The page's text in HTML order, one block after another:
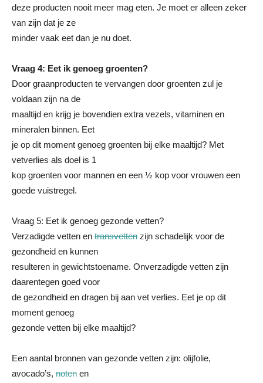
deze producten nooit meer mag eten. Je moet er alleen zeker
van zijn dat je ze
minder vaak eet dan je nu doet.
Vraag 4: Eet ik genoeg groenten?
Door graanproducten te vervangen door groenten zul je
voldaan zijn na de
maaltijd en krijg je bovendien extra vezels, vitaminen en
mineralen binnen. Eet
je op dit moment genoeg groenten bij elke maaltijd? Met
vetverlies als doel is 1
kop groenten voor mannen en een ½ kop voor vrouwen een
goede vuistregel.
Vraag 5: Eet ik genoeg gezonde vetten?
Verzadigde vetten en transvetten zijn schadelijk voor de
gezondheid en kunnen
resulteren in gewichtstoename. Onverzadigde vetten zijn
daarentegen goed voor
de gezondheid en dragen bij aan vet verlies. Eet je op dit
moment genoeg
gezonde vetten bij elke maaltijd?
Een aantal bronnen van gezonde vetten zijn: olijfolie,
avocado’s, noten en